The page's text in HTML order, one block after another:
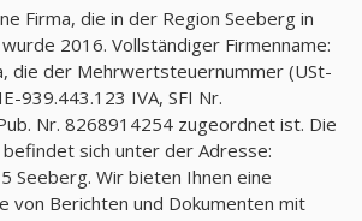
Firma, die in der Region Seeberg in
2016. Vollständiger Firmenname:
die der Mehrwertsteuernummer (USt-
939.443.123 IVA, SFI Nr.
Nr. 8268914254 zugeordnet ist. Die
befindet sich unter der Adresse:
Seeberg. Wir bieten Ihnen eine
von Berichten und Dokumenten mit